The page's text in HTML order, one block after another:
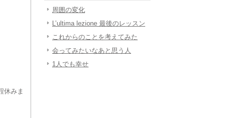
休みま
周囲の変化
L’ultima lezione 最後のレッスン
これからのことを考えてみた
会ってみたいなあと思う人
1人でも幸せ